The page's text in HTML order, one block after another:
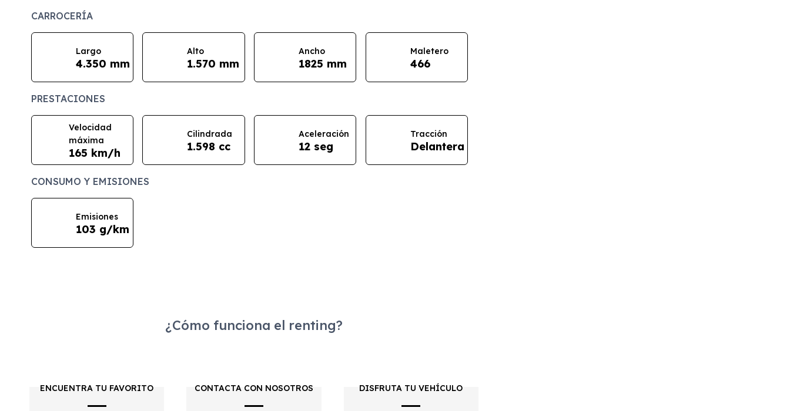
CARROCERÍA
Largo
4.350 mm
Alto
1.570 mm
Ancho
1825 mm
Maletero
466
PRESTACIONES
Velocidad
máxima
165 km/h
Cilindrada
1.598 cc
Aceleración
12 seg
Tracción
Delantera
CONSUMO Y EMISIONES
Emisiones
103 g/km
¿Cómo funciona el renting?
ENCUENTRA TU FAVORITO CONTACTA CON NOSOTROS DISFRUTA TU VEHÍCULO